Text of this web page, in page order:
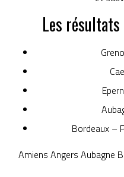
Les
Bordeaux –
Amiens Angers Aubagne